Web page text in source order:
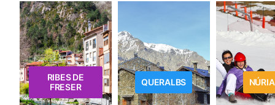
RIBES DE
FRESER
QUERALBS NÚRIA